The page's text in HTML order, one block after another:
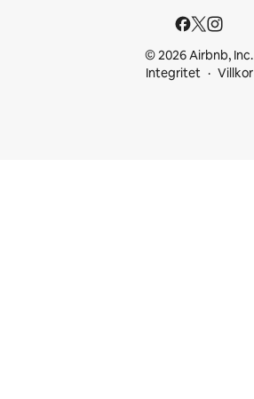
© 2026 Airbnb, Inc.
Integritet
Villkor